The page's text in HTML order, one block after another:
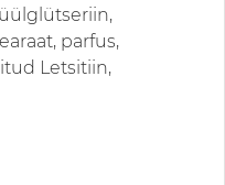
parfus,
Letsitiin,